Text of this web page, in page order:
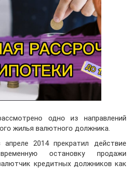
одно из направлений
жилья валютного должника.
2014 прекратил действие
остановку продажи
кредитных должников как